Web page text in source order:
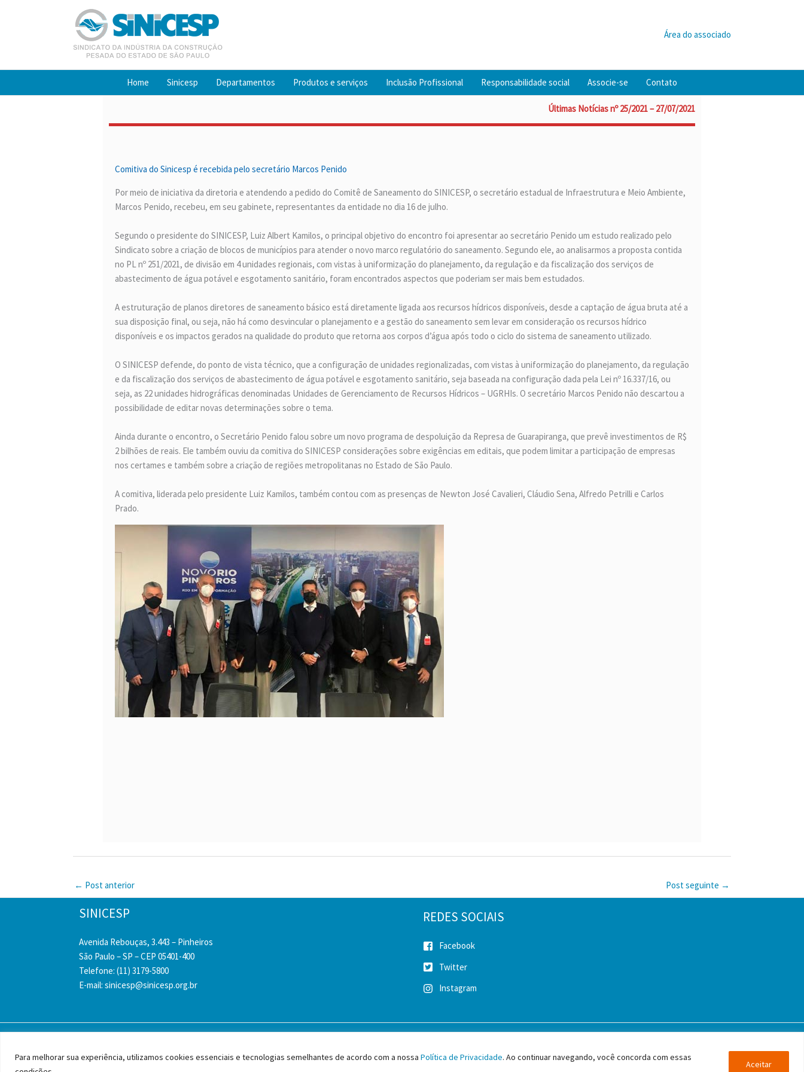
Para melhorar sua experiência, utilizamos cookies essenciais e tecnologias semelhantes de acordo com a nossa Política de Privacidade. Ao continuar navegando, você concorda com essas
Aceitar
Área do associado
Home Sinicesp Departamentos Produtos e serviços Inclusão Profissional Responsabilidade social Associe-se Contato
Últimas Notícias nº 25/2021 – 27/07/2021
Comitiva do Sinicesp é recebida pelo secretário Marcos Penido
Por meio de iniciativa da diretoria e atendendo a pedido do Comitê de Saneamento do SINICESP, o secretário estadual de Infraestrutura e Meio Ambiente,
Marcos Penido, recebeu, em seu gabinete, representantes da entidade no dia 16 de julho.
Segundo o presidente do SINICESP, Luiz Albert Kamilos, o principal objetivo do encontro foi apresentar ao secretário Penido um estudo realizado pelo
Sindicato sobre a criação de blocos de municípios para atender o novo marco regulatório do saneamento. Segundo ele, ao analisarmos a proposta contida
no PL nº 251/2021, de divisão em 4 unidades regionais, com vistas à uniformização do planejamento, da regulação e da fiscalização dos serviços de
abastecimento de água potável e esgotamento sanitário, foram encontrados aspectos que poderiam ser mais bem estudados.
A estruturação de planos diretores de saneamento básico está diretamente ligada aos recursos hídricos disponíveis, desde a captação de água bruta até a
sua disposição final, ou seja, não há como desvincular o planejamento e a gestão do saneamento sem levar em consideração os recursos hídrico
disponíveis e os impactos gerados na qualidade do produto que retorna aos corpos d’água após todo o ciclo do sistema de saneamento utilizado.
O SINICESP defende, do ponto de vista técnico, que a configuração de unidades regionalizadas, com vistas à uniformização do planejamento, da regulação
e da fiscalização dos serviços de abastecimento de água potável e esgotamento sanitário, seja baseada na configuração dada pela Lei nº 16.337/16, ou
seja, as 22 unidades hidrográficas denominadas Unidades de Gerenciamento de Recursos Hídricos – UGRHIs. O secretário Marcos Penido não descartou a
possibilidade de editar novas determinações sobre o tema.
Ainda durante o encontro, o Secretário Penido falou sobre um novo programa de despoluição da Represa de Guarapiranga, que prevê investimentos de R$
2 bilhões de reais. Ele também ouviu da comitiva do SINICESP considerações sobre exigências em editais, que podem limitar a participação de empresas
nos certames e também sobre a criação de regiões metropolitanas no Estado de São Paulo.
A comitiva, liderada pelo presidente Luiz Kamilos, também contou com as presenças de Newton José Cavalieri, Cláudio Sena, Alfredo Petrilli e Carlos
Prado.
← Post anterior Post seguinte →
SINICESP
Avenida Rebouças, 3.443 – Pinheiros
São Paulo – SP – CEP 05401-400
Telefone: (11) 3179-5800
E-mail: sinicesp@sinicesp.org.br
REDES SOCIAIS
Facebook
Twitter
Instagram